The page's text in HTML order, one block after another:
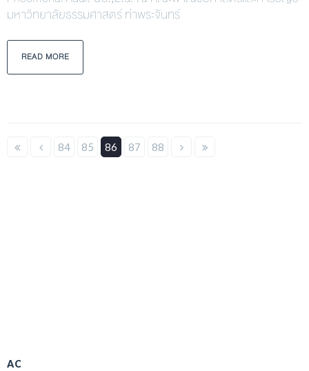
มหาวิทยาลัยธรรมศาสตร์ ท่าพระจันทร์
READ MORE
84 85 86 87 88
AC